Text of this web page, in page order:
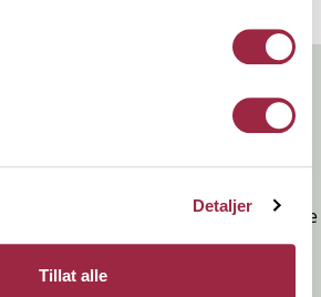
Detaljer
Tillat alle
dokumentert, godkjent og
ytelse for brann (D-s2,d0) ved
ved å følge anvisningene